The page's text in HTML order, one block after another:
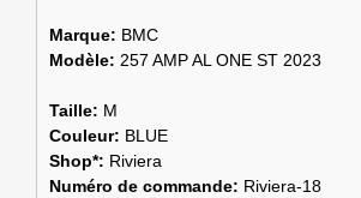
Marque: BMC
Modèle: 257 AMP AL ONE ST 2023
Taille: M
Couleur: BLUE
Shop*: Riviera
Numéro de commande: Riviera-18